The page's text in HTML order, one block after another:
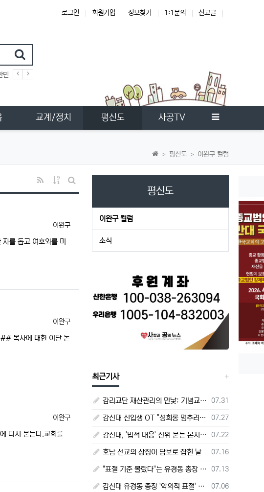
로그인 회원가입 정보찾기 1:1문의 신고글
국 사법부
교계/정치 평신도 사공TV 사이드바
평신도 이완구 컬럼
RSS
게시물 정렬
게시판 검색
등록자
이완구
를 돕고 여호와를 미
등록자
이완구
## 목사에 대한 이단 논
등록자
이완구
다시 묻는다.교회를
평신도
이완구 컬럼
소식
최근기사
등록일
07.31
감리교단 재산관리의 민낯: 기념교회의 빚 2편
등록일
07.27
감신대 신입생 OT "성희롱 멈추려면 술 따라주기"
등록일
07.22
감신대, '법적 대응' 진위 묻는 본지 질의에 끝내 '침묵'
등록일
07.16
호남 선교의 상징이 담보로 잡힌 날
등록일
07.13
"표절 기준 몰랐다"는 유경동 총장 주장
등록일
07.06
감신대 유경동 총장 '악의적 표절' 판정 한국연구재단 보고서 전문 전격 공개